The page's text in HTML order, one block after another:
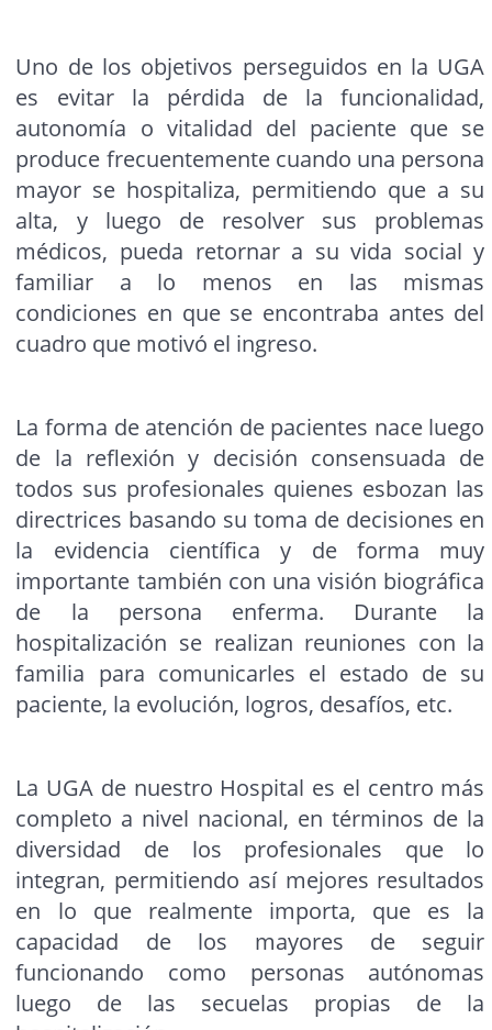
Uno de los objetivos perseguidos en la UGA
es evitar la pérdida de la funcionalidad,
autonomía o vitalidad del paciente que se
produce frecuentemente cuando una persona
mayor se hospitaliza, permitiendo que a su
alta, y luego de resolver sus problemas
médicos, pueda retornar a su vida social y
familiar a lo menos en las mismas
condiciones en que se encontraba antes del
cuadro que motivó el ingreso.
La forma de atención de pacientes nace luego
de la reflexión y decisión consensuada de
todos sus profesionales quienes esbozan las
directrices basando su toma de decisiones en
la evidencia científica y de forma muy
importante también con una visión biográfica
de la persona enferma. Durante la
hospitalización se realizan reuniones con la
familia para comunicarles el estado de su
paciente, la evolución, logros, desafíos, etc.
La UGA de nuestro Hospital es el centro más
completo a nivel nacional, en términos de la
diversidad de los profesionales que lo
integran, permitiendo así mejores resultados
en lo que realmente importa, que es la
capacidad de los mayores de seguir
funcionando como personas autónomas
luego de las secuelas propias de la